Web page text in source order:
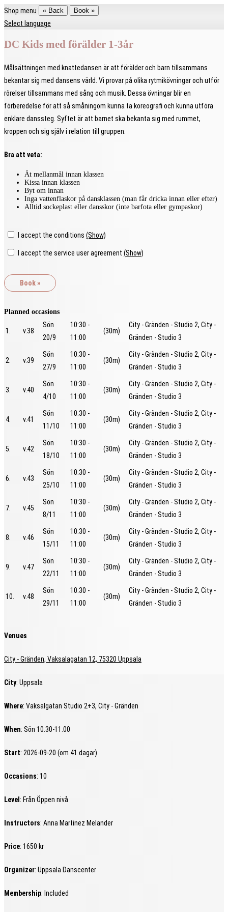
Shop menu « Back Book »
Select language
DC Kids med förälder 1-3år
Målsättningen med knattedansen är att förälder och barn tillsammans
bekantar sig med dansens värld. Vi provar på olika rytmikövningar och utför
rörelser tillsammans med sång och musik. Dessa övningar blir en
förberedelse för att så småningom kunna ta koreografi och kunna utföra
enklare danssteg. Syftet är att barnet ska bekanta sig med rummet,
kroppen och sig själv i relation till gruppen.
Bra att veta:
Ät mellanmål innan klassen
Kissa innan klassen
Byt om innan
Inga vattenflaskor på dansklassen (man får dricka innan eller efter)
Alltid sockeplast eller dansskor (inte barfota eller gympaskor)
I accept the conditions (Show)
I accept the service user agreement (Show)
Planned occasions
1. v.38
Sön
20/9
10:30 -
11:00
(30m)
City - Gränden - Studio 2, City -
Gränden - Studio 3
2. v.39
Sön
27/9
10:30 -
11:00
(30m)
City - Gränden - Studio 2, City -
Gränden - Studio 3
3. v.40
Sön
4/10
10:30 -
11:00
(30m)
City - Gränden - Studio 2, City -
Gränden - Studio 3
4. v.41
Sön
11/10
10:30 -
11:00
(30m)
City - Gränden - Studio 2, City -
Gränden - Studio 3
5. v.42
Sön
18/10
10:30 -
11:00
(30m)
City - Gränden - Studio 2, City -
Gränden - Studio 3
6. v.43
Sön
25/10
10:30 -
11:00
(30m)
City - Gränden - Studio 2, City -
Gränden - Studio 3
7. v.45
Sön
8/11
10:30 -
11:00
(30m)
City - Gränden - Studio 2, City -
Gränden - Studio 3
8. v.46
Sön
15/11
10:30 -
11:00
(30m)
City - Gränden - Studio 2, City -
Gränden - Studio 3
9. v.47
Sön
22/11
10:30 -
11:00
(30m)
City - Gränden - Studio 2, City -
Gränden - Studio 3
10. v.48
Sön
29/11
10:30 -
11:00
(30m)
City - Gränden - Studio 2, City -
Gränden - Studio 3
Venues
City - Gränden, Vaksalagatan 12, 75320 Uppsala
City: Uppsala
Where: Vaksalgatan Studio 2+3, City - Gränden
When: Sön 10.30-11.00
Start: 2026-09-20 (om 41 dagar)
Occasions: 10
Level : Från Öppen nivå
Instructors: Anna Martinez Melander
Price: 1650 kr
Organizer: Uppsala Danscenter
Membership: Included